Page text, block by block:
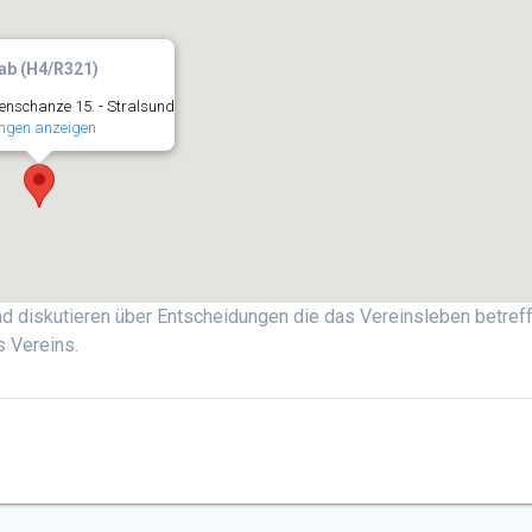
(H4/R321)
15. - Stralsund
anzeigen
diskutieren über Entscheidungen die das Vereinsleben
Vereins.